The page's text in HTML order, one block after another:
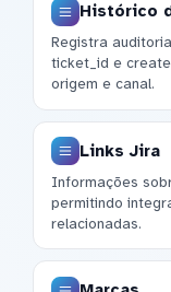
Histórico
Registra
ticket_id e
origem e canal.
Links Jira
Informações
permitindo
relacionadas.